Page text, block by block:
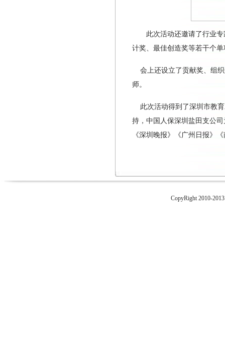
此次活动还邀请了行业
计奖、最佳创造奖等若干个
会上还设立了贡献奖、组织
师。
此次活动得到了深圳市教育
持，中国人保深圳盐田支公
《深圳晚报》《广州日报》
CopyRight 2010-